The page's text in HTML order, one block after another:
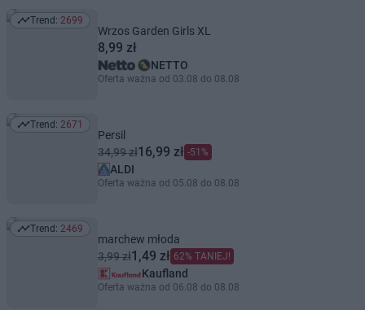
Trend: 2699
Trend: 2699
Wrzos Garden Girls XL
8,99 zł
NETTO
Oferta ważna od 03.08 do 08.08
Trend: 2671
Trend: 2671
Persil
34,99 zł16,99 zł -51%
ALDI
Oferta ważna od 05.08 do 08.08
Trend: 2469
Trend: 2469
marchew młoda
3,99 zł1,49 zł 62% TANIEJ!
Kaufland
Oferta ważna od 06.08 do 08.08